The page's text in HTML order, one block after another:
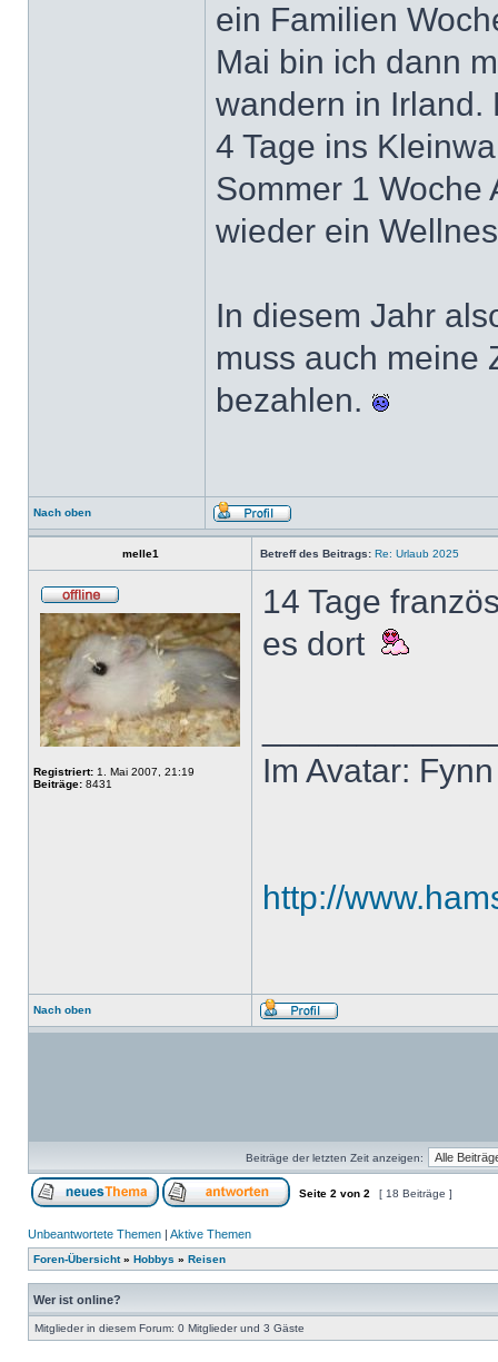
ein Familien
Mai bin ich dann
wandern in Irland.
4 Tage ins
Sommer 1 Woche
wieder ein
In diesem Jahr
muss auch meine
bezahlen.
Nach oben
melle1 Betreff des Beitrags: Re: Urlaub 2025
Registriert: 1. Mai 2007, 21:19
Beiträge: 8431
14 Tage
es dort
Im Avatar: Fynn
http://
Nach oben
Beiträge der letzten Zeit anzeigen:
Seite 2 von 2 [ 18 Beiträge ]
Unbeantwortete Themen | Aktive Themen
Foren-Übersicht» Hobbys » Reisen
Wer ist online?
Mitglieder in diesem Forum: 0 Mitglieder und 3 Gäste